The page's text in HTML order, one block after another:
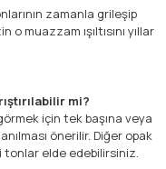
zamanla grileşip
muazzam ışıltısını yıllar
mi?
için tek başına veya
önerilir. Diğer opak
tonlar elde edebilirsiniz.